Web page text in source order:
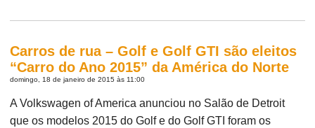
Carros de rua – Golf e Golf GTI são eleitos
“Carro do Ano 2015” da América do Norte
domingo, 18 de janeiro de 2015 às 11:00
A Volkswagen of America anunciou no Salão de Detroit
que os modelos 2015 do Golf e do Golf GTI foram os